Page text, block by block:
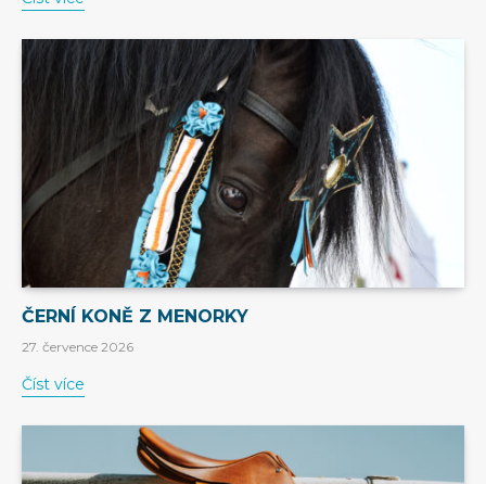
ČERNÍ KONĚ Z MENORKY
27. července 2026
Číst více